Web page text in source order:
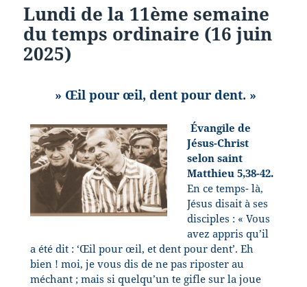
Lundi de la 11ème semaine
du temps ordinaire (16 juin
2025)
» Œil pour œil, dent pour dent. »
Évangile de
Jésus-Christ
selon saint
Matthieu 5,38-42.
En ce temps- là,
Jésus disait à ses
disciples : « Vous
avez appris qu’il
a été dit : ‘Œil pour œil, et dent pour dent’. Eh
bien ! moi, je vous dis de ne pas riposter au
méchant ; mais si quelqu’un te gifle sur la joue